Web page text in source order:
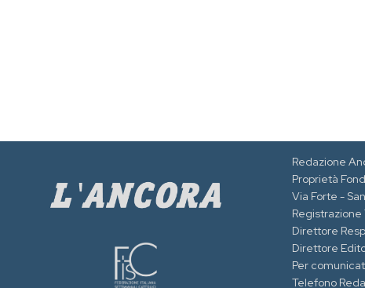
Redazione
Proprietà
Via Forte -
Registrazione
Direttore
Direttore
Per
Telefono